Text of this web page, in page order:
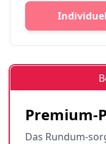
Premium-
Das Rundum-